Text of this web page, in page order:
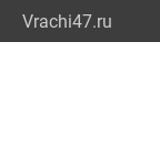
Vrachi47.ru